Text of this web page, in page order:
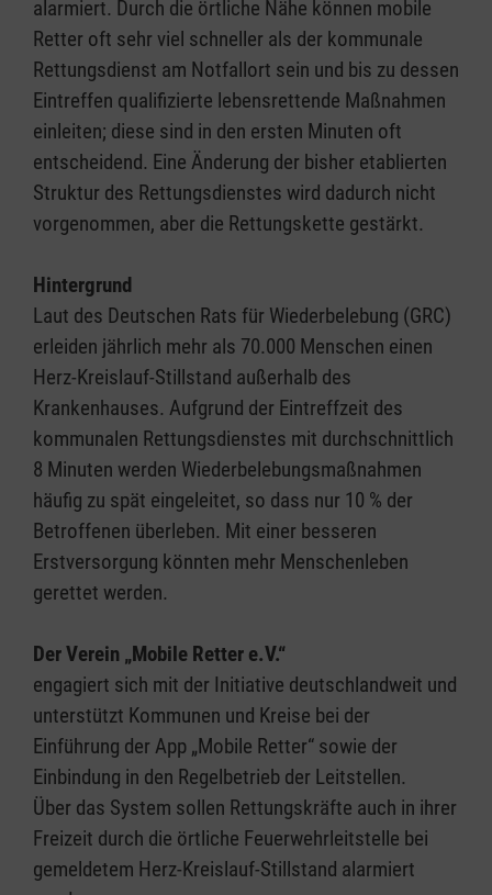
alarmiert. Durch die örtliche Nähe können mobile
Retter oft sehr viel schneller als der kommunale
Rettungsdienst am Notfallort sein und bis zu dessen
Eintreffen qualifizierte lebensrettende Maßnahmen
einleiten; diese sind in den ersten Minuten oft
entscheidend. Eine Änderung der bisher etablierten
Struktur des Rettungsdienstes wird dadurch nicht
vorgenommen, aber die Rettungskette gestärkt.
Hintergrund
Laut des Deutschen Rats für Wiederbelebung (GRC)
erleiden jährlich mehr als 70.000 Menschen einen
Herz-Kreislauf-Stillstand außerhalb des
Krankenhauses. Aufgrund der Eintreffzeit des
kommunalen Rettungsdienstes mit durchschnittlich
8 Minuten werden Wiederbelebungsmaßnahmen
häufig zu spät eingeleitet, so dass nur 10 % der
Betroffenen überleben. Mit einer besseren
Erstversorgung könnten mehr Menschenleben
gerettet werden.
Der Verein „Mobile Retter e.V.“
engagiert sich mit der Initiative deutschlandweit und
unterstützt Kommunen und Kreise bei der
Einführung der App „Mobile Retter“ sowie der
Einbindung in den Regelbetrieb der Leitstellen.
Über das System sollen Rettungskräfte auch in ihrer
Freizeit durch die örtliche Feuerwehrleitstelle bei
gemeldetem Herz-Kreislauf-Stillstand alarmiert